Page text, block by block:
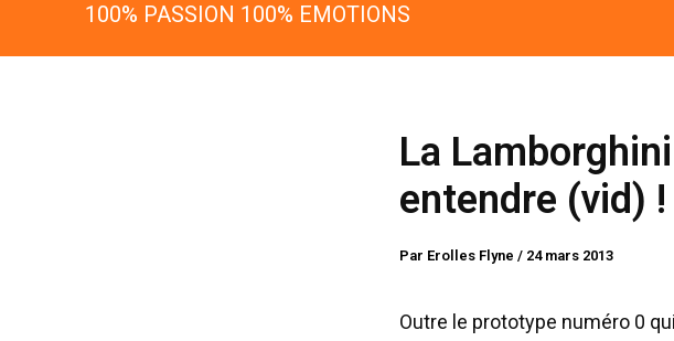
100% PASSION 100% EMOTIONS
La
entendre (vid) !
Par Erolles Flyne / 24 mars 2013
Outre le prototype numéro 0